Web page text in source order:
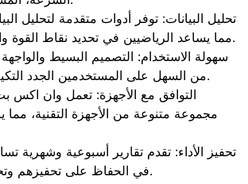
تحليل البيانات: توفر أدوات متقدمة لتحليل
مما يساعد الرياضيين في تحديد نقاط القوة والضعف لديهم.
سهولة الاستخدام: التصميم البسيط
من السهل على المستخدمين الجدد التكيف مع النظام.
التوافق مع الأجهزة: تعمل وان اكس
مجموعة متنوعة من الأجهزة التقنية، مما
تحفيز الأداء: تقدم تقارير أسبوعية وشهرية
في الحفاظ على تحفيزهم وتحقيق أهدافهم.